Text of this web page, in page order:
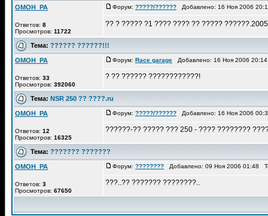
OMOH_PA
Ответов: 8
Просмотров: 11722
Форум: ?????/?????? Добавлено: 16 Ноя 2006
?? ? ????? ?1 ???? ???? ?? ?????
Тема: ?????? ??????!!!
OMOH_PA
Ответов: 33
Просмотров: 392060
Форум: Race garage Добавлено: 16 Ноя 2006
? ?? ?????? ????????????!
Тема: NSR 250 ?? ????.ru
OMOH_PA
Ответов: 12
Просмотров: 16325
Форум: ?????/?????? Добавлено: 16 Ноя 2006
??????-?? ????? ??? 250 - ???? ????????
Тема: ??????? ???????
OMOH_PA
Ответов: 3
Просмотров: 67650
Форум: ???????? Добавлено: 09 Ноя 2006 01:48
???..?? ??????? ????????..